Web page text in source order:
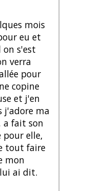
mois
eu et
s'est
verra
pour
copine
et j'en
j'adore ma
a fait son
pour elle,
tout faire
mon
ai dit.